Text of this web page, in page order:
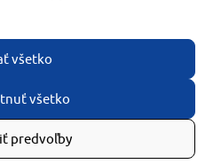
všetko
všetko
predvoľby
made with